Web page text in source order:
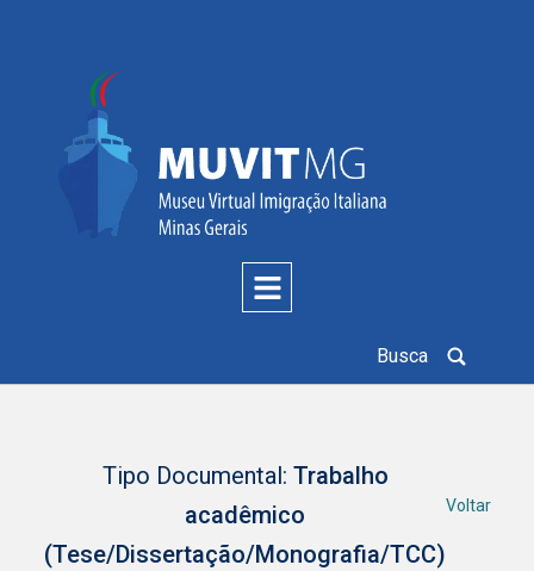
Busca
Tipo Documental: Trabalho
acadêmico
(Tese/Dissertação/Monografia/TCC)
Voltar